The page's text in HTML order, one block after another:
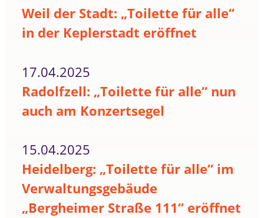
Weil der Stadt: „Toilette für alle“
in der Keplerstadt eröffnet
17.04.2025
Radolfzell: „Toilette für alle“ nun
auch am Konzertsegel
15.04.2025
Heidelberg: „Toilette für alle“ im
Verwaltungsgebäude
„Bergheimer Straße 111“ eröffnet